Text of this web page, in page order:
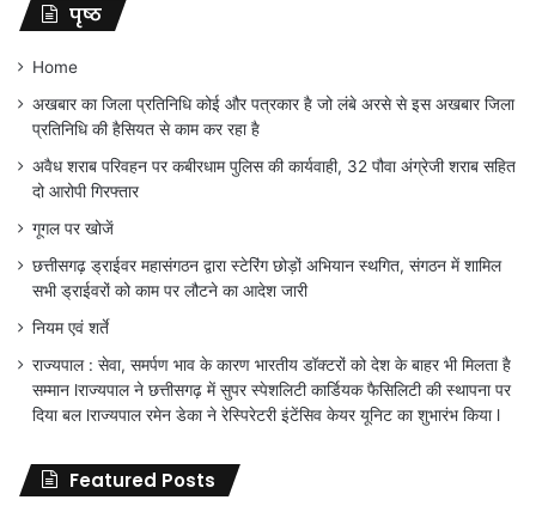
पृष्ठ
Home
अखबार का जिला प्रतिनिधि कोई और पत्रकार है जो लंबे अरसे से इस अखबार जिला
प्रतिनिधि की हैसियत से काम कर रहा है
अवैध शराब परिवहन पर कबीरधाम पुलिस की कार्यवाही, 32 पौवा अंग्रेजी शराब सहित
दो आरोपी गिरफ्तार
गूगल पर खोजें
छत्तीसगढ़ ड्राईवर महासंगठन द्वारा स्टेरिंग छोड़ों अभियान स्थगित, संगठन में शामिल
सभी ड्राईवरों को काम पर लौटने का आदेश जारी
नियम एवं शर्ते
राज्यपाल : सेवा, समर्पण भाव के कारण भारतीय डॉक्टरों को देश के बाहर भी मिलता है
सम्मान lराज्यपाल ने छत्तीसगढ़ में सुपर स्पेशलिटी कार्डियक फैसिलिटी की स्थापना पर
दिया बल lराज्यपाल रमेन डेका ने रेस्पिरेटरी इंटेंसिव केयर यूनिट का शुभारंभ किया l
Featured Posts